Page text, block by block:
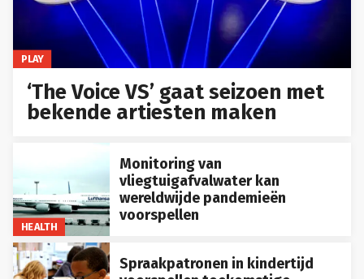
PLAY
‘The Voice VS’ gaat seizoen met
bekende artiesten maken
HEALTH
Monitoring van
vliegtuigafvalwater kan
wereldwijde pandemieën
voorspellen
Spraakpatronen in kindertijd